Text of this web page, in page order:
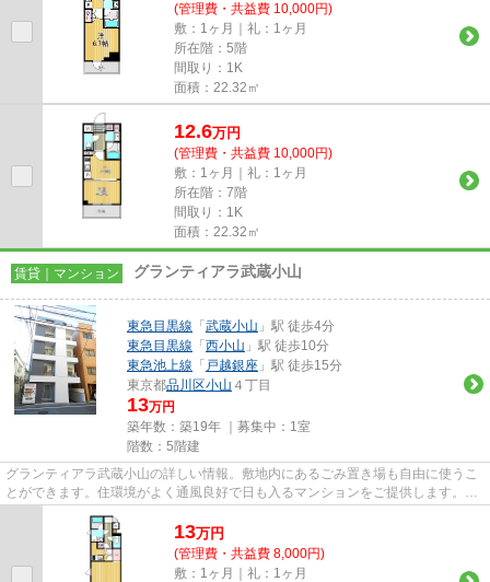
(管理費・共益費 10,000円)
敷：1ヶ月｜礼：1ヶ月
所在階：5階
間取り：1K
面積：22.32㎡
12.6万円
(管理費・共益費 10,000円)
敷：1ヶ月｜礼：1ヶ月
所在階：7階
間取り：1K
面積：22.32㎡
賃貸｜マンション グランティアラ武蔵小山
東急目黒線 「 武蔵小山 」駅 徒歩4分
東急目黒線 「 西小山 」駅 徒歩10分
東急池上線 「 戸越銀座 」駅 徒歩15分
東京都品川区小山 ４丁目
13万円
築年数：築19年 ｜募集中： 1室
階数：5階建
グランティアラ武蔵小山の詳しい情報。敷地内にあるごみ置き場も自由に使うこ
とができます。住環境がよく通風良好で日も入るマンションをご提供します。こ
13万円
(管理費・共益費 8,000円)
敷：1ヶ月｜礼：1ヶ月